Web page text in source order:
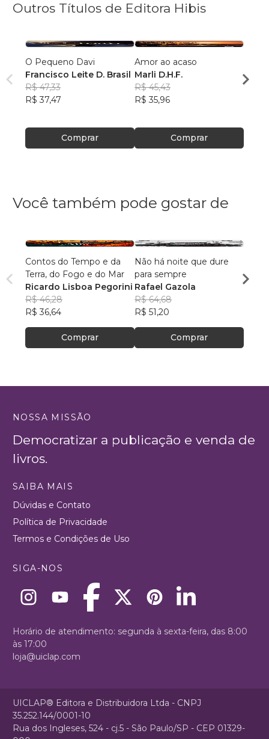
Outros Títulos de Editora Hibis
O Pequeno Davi
Francisco Leite D. Brasil
R$ 47,33
R$ 37,47
Comprar
Amor ao acaso
Marli D.H.F.
R$ 45,43
R$ 35,96
Comprar
Marli
R$
Você também pode gostar de
Contos do Tempo e da
Terra, do Fogo e do Mar
Ricardo Lisboa Pegorini
R$ 46,28
R$ 36,64
Comprar
Não há noite que dure
para sempre
Rafael Gazola
R$ 64,68
R$ 51,20
Comprar
NOSSA MISSÃO
Democratizar a publicação e venda de
livros.
SAIBA MAIS
Dúvidas e Contato
Política de Privacidade
Termos e Condições de Uso
SIGA-NOS
Horário de atendimento: segunda à sexta-feira, das 8:00
às 17:00
loja@uiclap.com
UICLAP® Editora e Distribuidora Ltda - CNPJ
35.252.144/0001-10
Rua dos Ingleses, 524 - cj.5 - São Paulo/SP - CEP 01329-